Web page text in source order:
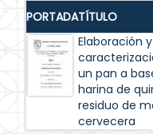
PORTADATÍTULO
Elaboración y
un pan a
harina de
residuo de
cervecera